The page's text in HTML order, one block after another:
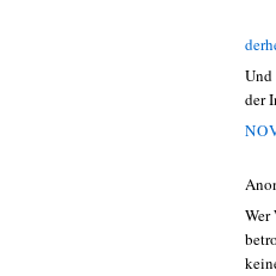
Und
der
Wer